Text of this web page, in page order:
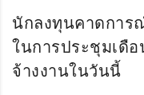
นักลงทุนคาดการ
ในการประชุมเดือ
จ้างงานในวันนี้